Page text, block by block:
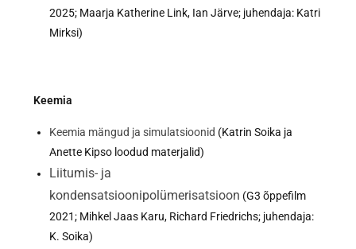
2025; Maarja Katherine Link, Ian Järve; juhendaja: Katri
Mirksi)
Keemia
Keemia mängud ja simulatsioonid (Katrin Soika ja
Anette Kipso loodud materjalid)
Liitumis- ja
kondensatsioonipolümerisatsioon (G3 õppefilm
2021; Mihkel Jaas Karu, Richard Friedrichs; juhendaja:
K. Soika)